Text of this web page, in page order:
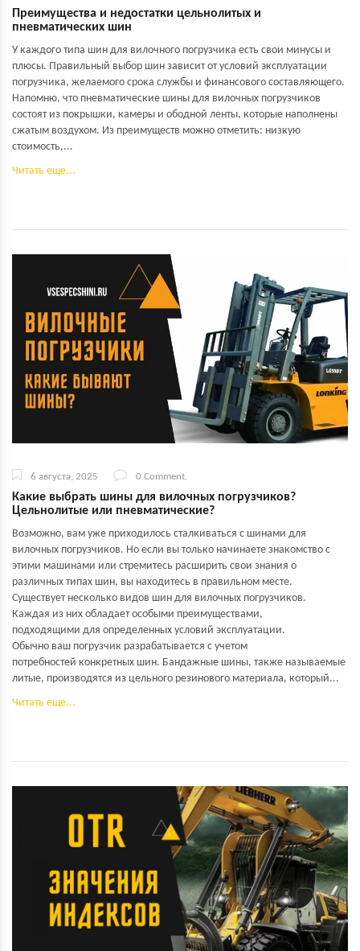
Преимущества и недостатки цельнолитых и
пневматических шин
У каждого типа шин для вилочного погрузчика есть свои минусы и
плюсы. Правильный выбор шин зависит от условий эксплуатации
погрузчика, желаемого срока службы и финансового составляющего.
Напомню, что пневматические шины для вилочных погрузчиков
состоят из покрышки, камеры и ободной ленты, которые наполнены
сжатым воздухом. Из преимуществ можно отметить: низкую
стоимость,...
Читать еще...
6 августа, 2025 0 Comment.
Какие выбрать шины для вилочных погрузчиков?
Цельнолитые или пневматические?
Возможно, вам уже приходилось сталкиваться с шинами для
вилочных погрузчиков. Но если вы только начинаете знакомство с
этими машинами или стремитесь расширить свои знания о
различных типах шин, вы находитесь в правильном месте.
Существует несколько видов шин для вилочных погрузчиков.
Каждая из них обладает особыми преимуществами,
подходящими для определенных условий эксплуатации.
Обычно ваш погрузчик разрабатывается с учетом
потребностей конкретных шин. Бандажные шины, также называемые
литые, производятся из цельного резинового материала, который...
Читать еще...